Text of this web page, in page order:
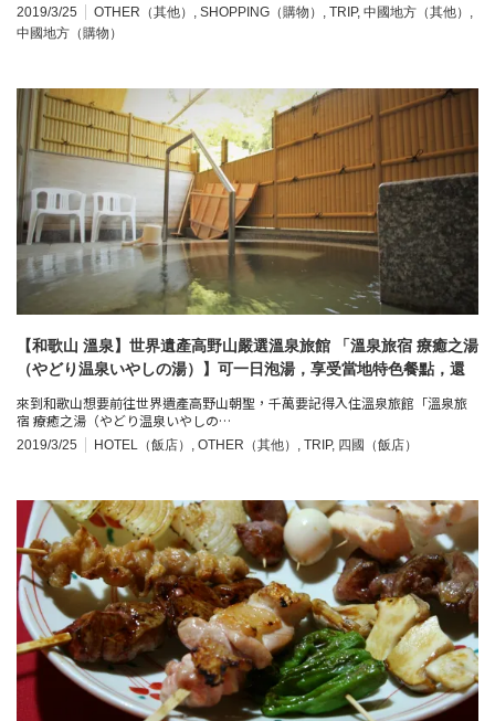
2019/3/25 OTHER（其他） SHOPPING（購物） TRIP, 中國地方（其他）
中國地方（購物）
【和歌山 溫泉】世界遺產高野山嚴選溫泉旅館 「溫泉旅宿 療癒之湯
（やどり温泉いやしの湯）】可一日泡湯，享受當地特色餐點，還
來到和歌山想要前往世界遺產高野山朝聖，千萬要記得入住溫泉旅館「溫泉旅
宿 療癒之湯（やどり温泉いやしの…
2019/3/25 HOTEL（飯店） OTHER（其他） TRIP, 四國（飯店）